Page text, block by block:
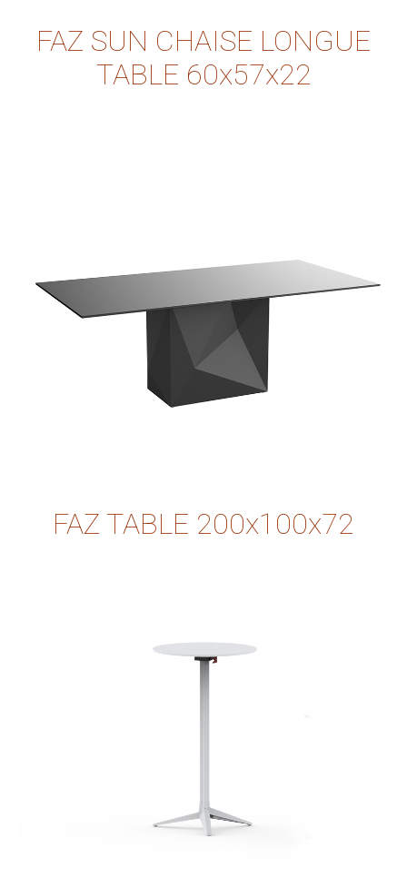
FAZ SUN CHAISE LONGUE
TABLE 60x57x22
FAZ TABLE 200x100x72